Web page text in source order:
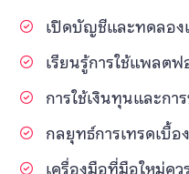
เปิดบัญชีและทดลอง
เรียนรู้การใช้แพลต
การใช้เงินทุนและกา
กลยุทธ์การเทรดเบื้อ
เครื่องมือที่มือใหม่คว